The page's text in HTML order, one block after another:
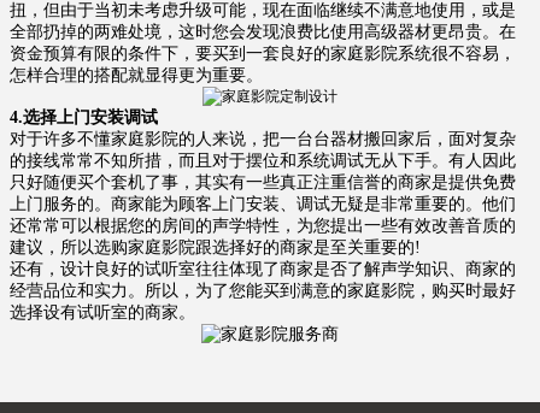
扭，但由于当初未考虑升级可能，现在面临继续不满意地使用，或是
全部扔掉的两难处境，这时您会发现浪费比使用高级器材更昂贵。在
资金预算有限的条件下，要买到一套良好的家庭影院系统很不容易，
怎样合理的搭配就显得更为重要。
4.选择上门安装调试
对于许多不懂家庭影院的人来说，把一台台器材搬回家后，面对复杂
的接线常常不知所措，而且对于摆位和系统调试无从下手。有人因此
只好随便买个套机了事，其实有一些真正注重信誉的商家是提供免费
上门服务的。商家能为顾客上门安装、调试无疑是非常重要的。他们
还常常可以根据您的房间的声学特性，为您提出一些有效改善音质的
建议，所以选购家庭影院跟选择好的商家是至关重要的!
还有，设计良好的试听室往往体现了商家是否了解声学知识、商家的
经营品位和实力。所以，为了您能买到满意的家庭影院，购买时最好
选择设有试听室的商家。